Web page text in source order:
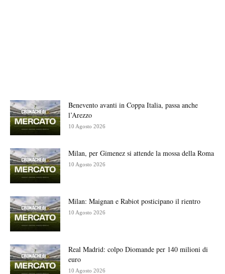
Benevento avanti in Coppa Italia, passa anche
l’Arezzo
10 Agosto 2026
Milan, per Gimenez si attende la mossa della Roma
10 Agosto 2026
Milan: Maignan e Rabiot posticipano il rientro
10 Agosto 2026
Real Madrid: colpo Diomande per 140 milioni di
euro
10 Agosto 2026